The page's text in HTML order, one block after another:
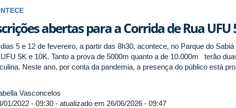
Mineiros
JUMs
abertas para a Corrida de Rua UFU
5 e 12 de fevereiro, a partir das 8h30, acontece, no Parque do
5K e 10K. Tanto a prova de 5000m quanto a de 10.000m terão
Neste ano, por conta da pandemia, a presença do público está
Vasconcelos
01/2022 - 09:30 - atualizado em 26/06/2026 - 09:47